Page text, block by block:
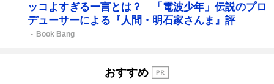
ッコよすぎる一言とは？ 「電波少年」伝説のプロ
デューサーによる『人間・明石家さんま』評
Book Bang
おすすめ